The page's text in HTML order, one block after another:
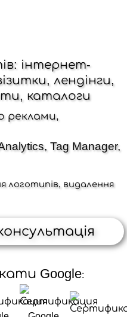
інтернет-
лендінги,
каталоги
реклами,
Tag Manager,
логотипів, видалення
Google: